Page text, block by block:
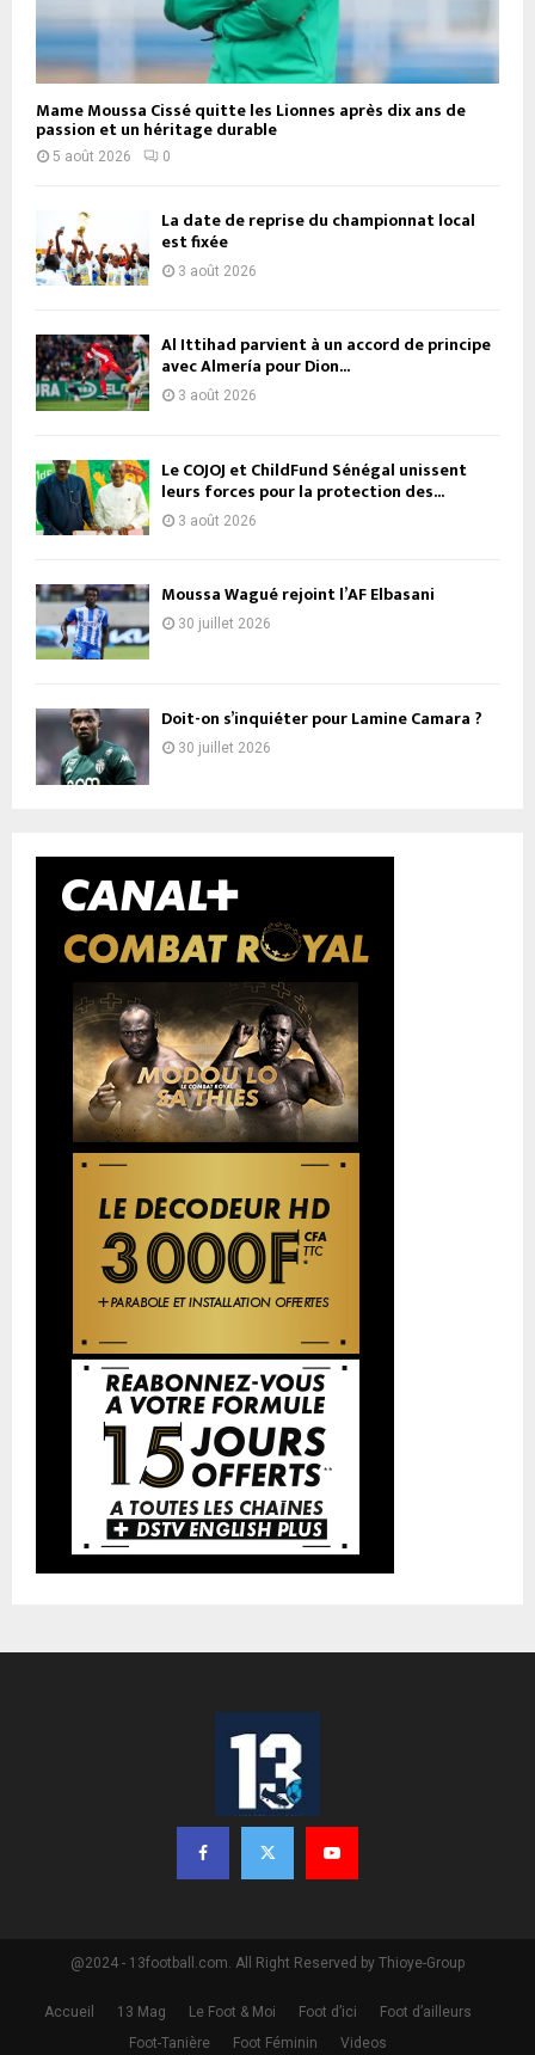
Mame Moussa Cissé quitte les Lionnes après dix ans de
passion et un héritage durable
5 août 2026 0
La date de reprise du championnat local
est fixée
3 août 2026
Al Ittihad parvient à un accord de principe
avec Almería pour Dion...
3 août 2026
Le COJOJ et ChildFund Sénégal unissent
leurs forces pour la protection des...
3 août 2026
Moussa Wagué rejoint l’AF Elbasani
30 juillet 2026
Doit-on s’inquiéter pour Lamine Camara ?
30 juillet 2026
@2024 - 13football.com. All Right Reserved by Thioye-Group
Accueil 13 Mag Le Foot & Moi Foot d’ici
Foot d’ailleurs
Foot-Tanière
Foot Féminin Videos